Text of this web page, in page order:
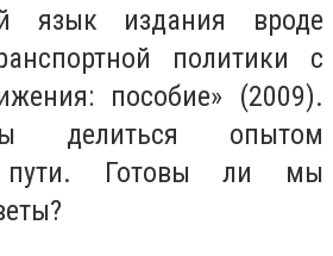
язык издания вроде
политики с
пособие» (2009).
делиться опытом
пути. Готовы ли мы